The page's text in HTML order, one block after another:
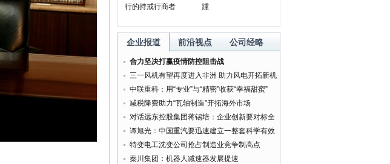
行的持戒行商者
踵
企业报道 前沿视点 公司经略
合力坚决打赢疫情防控阻击战
三一风机有望再度进入非洲 助力风电开拓新机
遇
中联重科：用“专业”与“精密”收获“幸福甜蜜”
减税降费助力“瓦轴制造”开拓海外市场
对话远东控股集团蒋锡培：企业创新要对标全
球最好的企业
谭旭光：中国重汽要迅速建立一整套科学有效
的管理体系
特变电工沈变公司抢占制造业竞争制高点
秦川集团：机器人减速器发展提速